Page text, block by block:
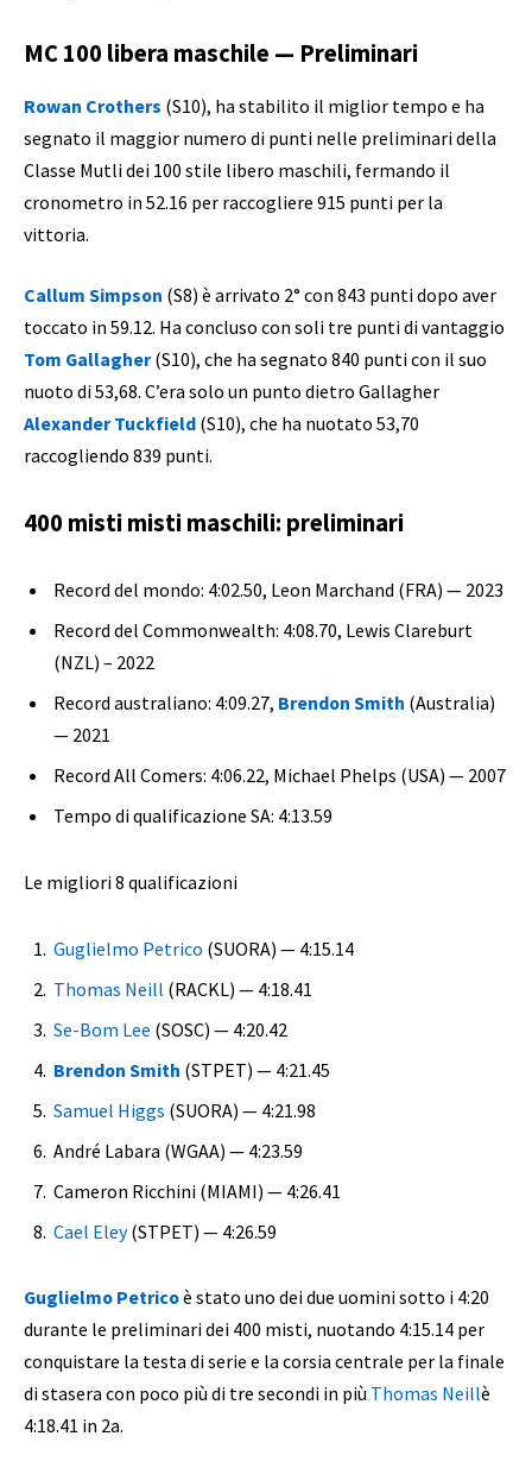
MC 100 libera maschile — Preliminari
Rowan Crothers (S10), ha stabilito il miglior tempo e ha
segnato il maggior numero di punti nelle preliminari della
Classe Mutli dei 100 stile libero maschili, fermando il
cronometro in 52.16 per raccogliere 915 punti per la
vittoria.
Callum Simpson (S8) è arrivato 2° con 843 punti dopo aver
toccato in 59.12. Ha concluso con soli tre punti di vantaggio
Tom Gallagher(S10), che ha segnato 840 punti con il suo
nuoto di 53,68. C’era solo un punto dietro Gallagher
Alexander Tuckfield (S10), che ha nuotato 53,70
raccogliendo 839 punti.
400 misti misti maschili: preliminari
Record del mondo: 4:02.50, Leon Marchand (FRA) — 2023
Record del Commonwealth: 4:08.70, Lewis Clareburt
(NZL) – 2022
Record australiano: 4:09.27, Brendon Smith (Australia)
— 2021
Record All Comers: 4:06.22, Michael Phelps (USA) — 2007
Tempo di qualificazione SA: 4:13.59
Le migliori 8 qualificazioni
Guglielmo Petrico (SUORA) — 4:15.14
Thomas Neill (RACKL) — 4:18.41
Se-Bom Lee (SOSC) — 4:20.42
Brendon Smith (STPET) — 4:21.45
Samuel Higgs (SUORA) — 4:21.98
André Labara (WGAA) — 4:23.59
Cameron Ricchini (MIAMI) — 4:26.41
Cael Eley (STPET) — 4:26.59
Guglielmo Petricoè stato uno dei due uomini sotto i 4:20
durante le preliminari dei 400 misti, nuotando 4:15.14 per
conquistare la testa di serie e la corsia centrale per la finale
di stasera con poco più di tre secondi in più Thomas Neillè
4:18.41 in 2a.